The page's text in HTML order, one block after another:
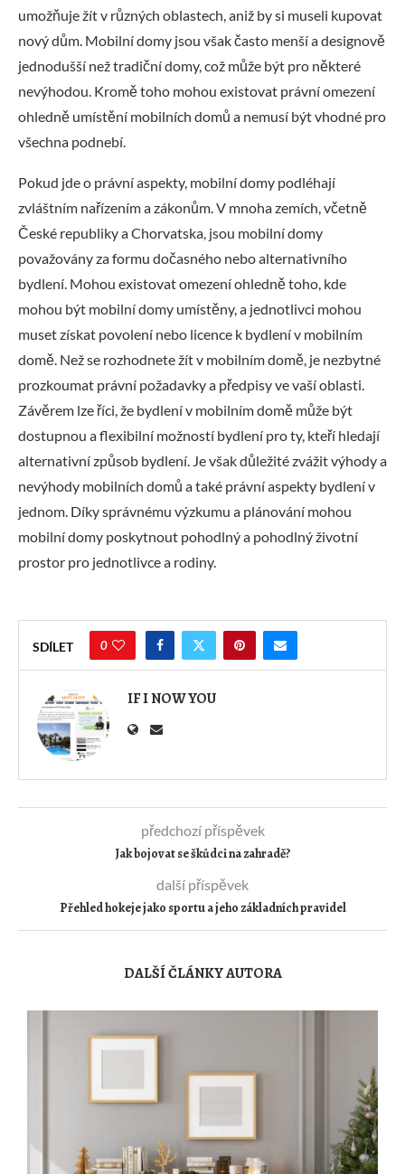
umožňuje žít v různých oblastech, aniž by si museli kupovat
nový dům. Mobilní domy jsou však často menší a designově
jednodušší než tradiční domy, což může být pro některé
nevýhodou. Kromě toho mohou existovat právní omezení
ohledně umístění mobilních domů a nemusí být vhodné pro
všechna podnebí.
Pokud jde o právní aspekty, mobilní domy podléhají
zvláštním nařízením a zákonům. V mnoha zemích, včetně
České republiky a Chorvatska, jsou mobilní domy
považovány za formu dočasného nebo alternativního
bydlení. Mohou existovat omezení ohledně toho, kde
mohou být mobilní domy umístěny, a jednotlivci mohou
muset získat povolení nebo licence k bydlení v mobilním
domě. Než se rozhodnete žít v mobilním domě, je nezbytné
prozkoumat právní požadavky a předpisy ve vaší oblasti.
Závěrem lze říci, že bydlení v mobilním domě může být
dostupnou a flexibilní možností bydlení pro ty, kteří hledají
alternativní způsob bydlení. Je však důležité zvážit výhody a
nevýhody mobilních domů a také právní aspekty bydlení v
jednom. Díky správnému výzkumu a plánování mohou
mobilní domy poskytnout pohodlný a pohodlný životní
prostor pro jednotlivce a rodiny.
SDÍLET 0
IF I NOW YOU
předchozí příspěvek
Jak bojovat se škůdci na zahradě?
další příspěvek
Přehled hokeje jako sportu a jeho základních pravidel
DALŠÍ ČLÁNKY AUTORA